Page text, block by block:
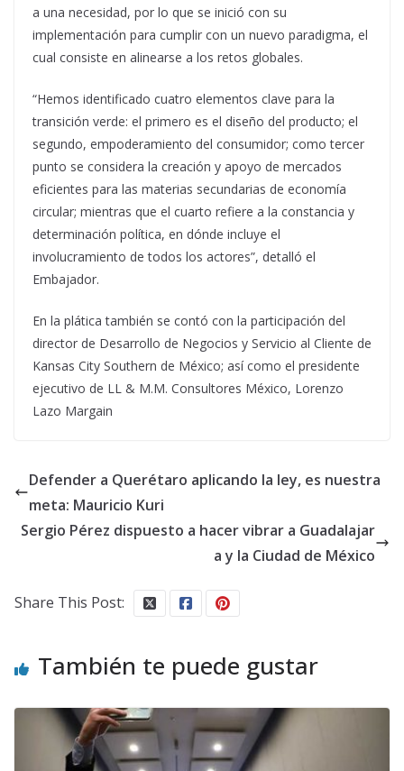
a una necesidad, por lo que se inició con su
implementación para cumplir con un nuevo paradigma, el
cual consiste en alinearse a los retos globales.
“Hemos identificado cuatro elementos clave para la
transición verde: el primero es el diseño del producto; el
segundo, empoderamiento del consumidor; como tercer
punto se considera la creación y apoyo de mercados
eficientes para las materias secundarias de economía
circular; mientras que el cuarto refiere a la constancia y
determinación política, en dónde incluye el
involucramiento de todos los actores”, detalló el
Embajador.
En la plática también se contó con la participación del
director de Desarrollo de Negocios y Servicio al Cliente de
Kansas City Southern de México; así como el presidente
ejecutivo de LL & M.M. Consultores México, Lorenzo
Lazo Margain
Defender a Querétaro aplicando la ley, es nuestra
meta: Mauricio Kuri
Sergio Pérez dispuesto a hacer vibrar a Guadalajar
a y la Ciudad de México
Share This Post:
También te puede gustar